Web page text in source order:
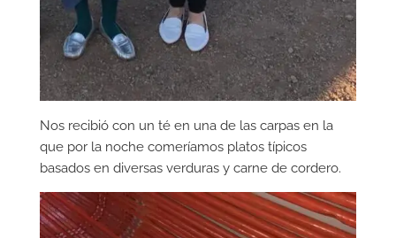
Nos recibió con un té en una de las carpas en la
que por la noche comeríamos platos típicos
basados en diversas verduras y carne de cordero.